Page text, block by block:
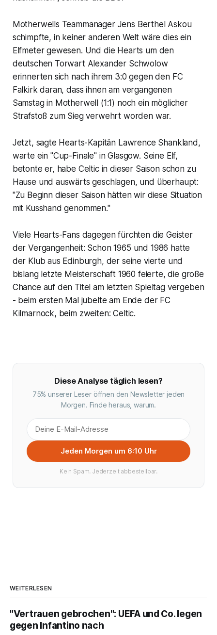
Motherwells Teammanager Jens Berthel Askou
schimpfte, in keiner anderen Welt wäre dies ein
Elfmeter gewesen. Und die Hearts um den
deutschen Torwart Alexander Schwolow
erinnerten sich nach ihrem 3:0 gegen den FC
Falkirk daran, dass ihnen am vergangenen
Samstag in Motherwell (1:1) noch ein möglicher
Strafstoß zum Sieg verwehrt worden war.
Jetzt, sagte Hearts-Kapitän Lawrence Shankland,
warte ein "Cup-Finale" in Glasgow. Seine Elf,
betonte er, habe Celtic in dieser Saison schon zu
Hause und auswärts geschlagen, und überhaupt:
"Zu Beginn dieser Saison hätten wir diese Situation
mit Kusshand genommen."
Viele Hearts-Fans dagegen fürchten die Geister
der Vergangenheit: Schon 1965 und 1986 hatte
der Klub aus Edinburgh, der seine vierte und
bislang letzte Meisterschaft 1960 feierte, die große
Chance auf den Titel am letzten Spieltag vergeben
- beim ersten Mal jubelte am Ende der FC
Kilmarnock, beim zweiten: Celtic.
Diese Analyse täglich lesen?
75% unserer Leser öffnen den Newsletter jeden
Morgen. Finde heraus, warum.
Jeden Morgen um 6:10 Uhr
Kein Spam. Jederzeit abbestellbar.
WEITERLESEN
"Vertrauen gebrochen": UEFA und Co. legen
gegen Infantino nach